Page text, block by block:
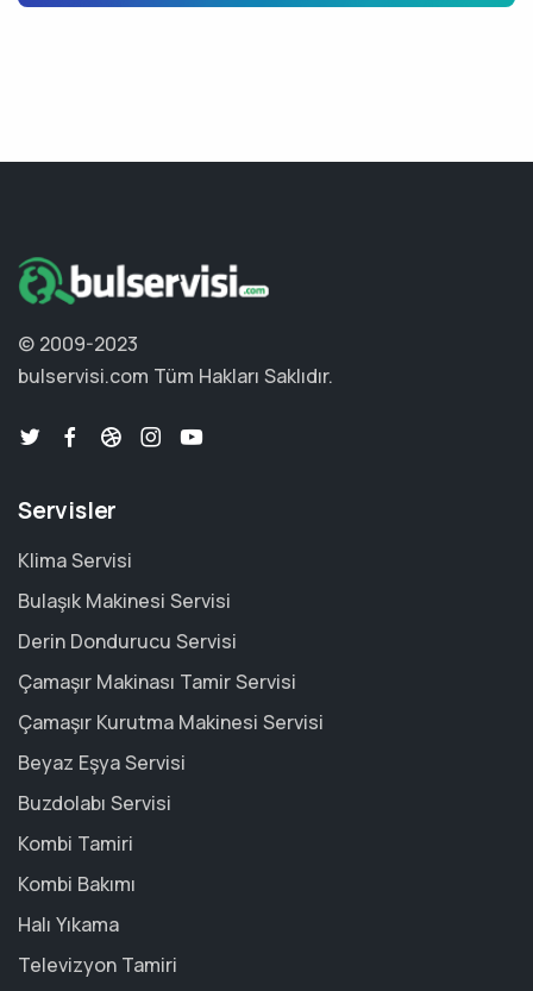
© 2009-2023
bulservisi.com Tüm Hakları Saklıdır.
Servisler
Klima Servisi
Bulaşık Makinesi Servisi
Derin Dondurucu Servisi
Çamaşır Makinası Tamir Servisi
Çamaşır Kurutma Makinesi Servisi
Beyaz Eşya Servisi
Buzdolabı Servisi
Kombi Tamiri
Kombi Bakımı
Halı Yıkama
Televizyon Tamiri